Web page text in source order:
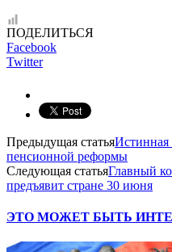
ПОДЕЛИТЬСЯ
Facebook
Twitter
Предыдущая статьяИстинная
пенсионной реформы
Следующая статьяГлавный
предъявит стране 30 июня
ЭТО МОЖЕТ БЫТЬ